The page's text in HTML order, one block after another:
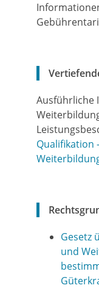
Ausführliche
Qualifikation
Gesetz
und